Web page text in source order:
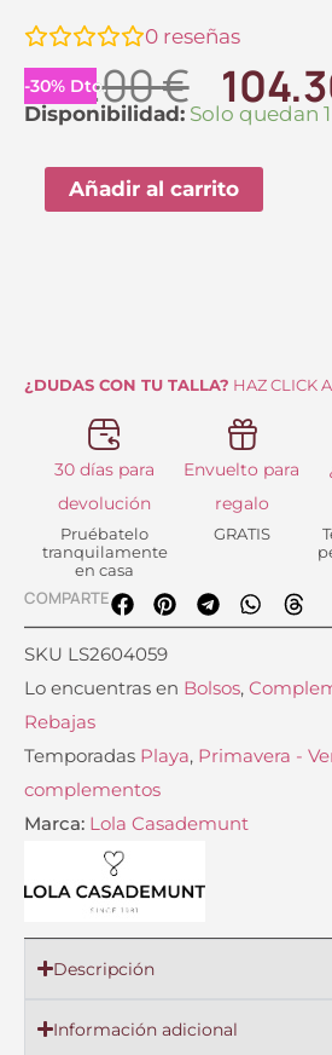
0 reseñas
-30% Dto.
149.00€ El
era:
Disponibilidad: Solo quedan
Capazo
Casademunt
cantidad
Añadir al carrito
¿DUDAS CON TU TALLA? HAZ CLICK
30 días para
devolución
Pruébatelo
tranquilamente
en casa
Envuelto para
regalo
GRATIS
COMPARTE
SKU LS2604059
Lo encuentras en Bolsos,
Rebajas
Temporadas Playa, Primavera -
complementos
Marca: Lola Casademunt
Descripción
Información adicional